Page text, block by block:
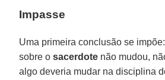
Impasse
Uma primeira conclusão se
sobre osacerdote não mudou,
algo deveria mudar na disciplina